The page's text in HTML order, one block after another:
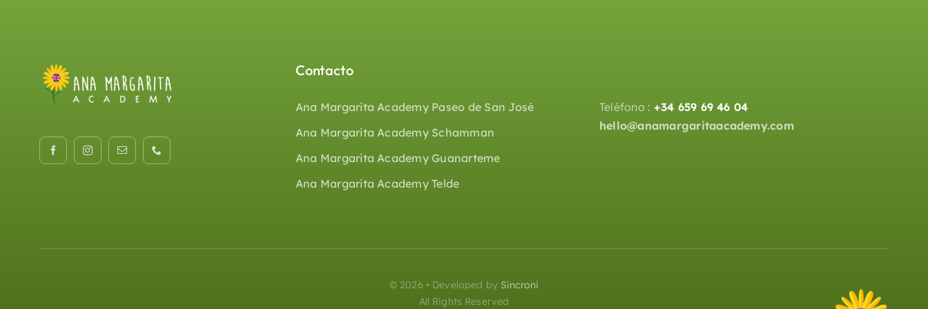
Contacto
Ana Margarita Academy Paseo de San José
Ana Margarita Academy Schamman
Ana Margarita Academy Guanarteme
Ana Margarita Academy Telde
Teléfono : +34 659 69 46 04
hello@anamargaritaacademy.com
© 2026 • Developed by Sincroni
All Rights Reserved